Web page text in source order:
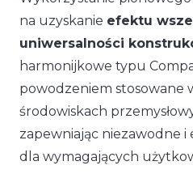
na uzyskanie efektu
uniwersalności
harmonijkowe typu
powodzeniem stosowane
środowiskach
zapewniając niezawodne
dla wymagających